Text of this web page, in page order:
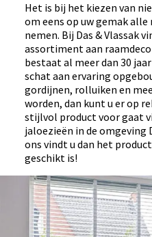
Het is bij het kiezen van
om eens op uw gemak
nemen. Bij Das & Vlassak
assortiment aan
bestaat al meer dan 30
schat aan ervaring
gordijnen, rolluiken en
worden, dan kunt u er op
stijlvol product voor gaat
jaloezieën in de omgeving
ons vindt u dan het
geschikt is!